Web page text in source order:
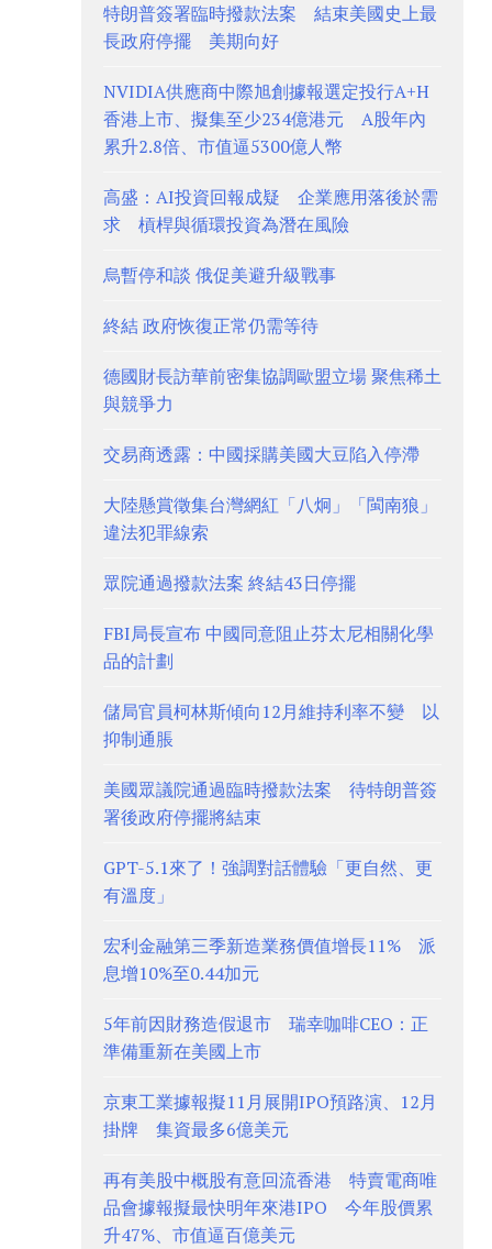
特朗普簽署臨時撥款法案 結束美國史上最
長政府停擺 美期向好
NVIDIA供應商中際旭創據報選定投行A+H
香港上市、擬集至少234億港元 A股年內
累升2.8倍、市值逼5300億人幣
高盛：AI投資回報成疑 企業應用落後於需
求 槓桿與循環投資為潛在風險
烏暫停和談 俄促美避升級戰事
終結 政府恢復正常仍需等待
德國財長訪華前密集協調歐盟立場 聚焦稀土
與競爭力
交易商透露：中國採購美國大豆陷入停滯
大陸懸賞徵集台灣網紅「八炯」「閩南狼」
違法犯罪線索
眾院通過撥款法案 終結43日停擺
FBI局長宣布 中國同意阻止芬太尼相關化學
品的計劃
儲局官員柯林斯傾向12月維持利率不變 以
抑制通脹
美國眾議院通過臨時撥款法案 待特朗普簽
署後政府停擺將結束
GPT-5.1來了！強調對話體驗「更自然、更
有溫度」
宏利金融第三季新造業務價值增長11% 派
息增10%至0.44加元
5年前因財務造假退市 瑞幸咖啡CEO：正
準備重新在美國上市
京東工業據報擬11月展開IPO預路演、12月
掛牌 集資最多6億美元
再有美股中概股有意回流香港 特賣電商唯
品會據報擬最快明年來港IPO 今年股價累
升47%、市值逼百億美元